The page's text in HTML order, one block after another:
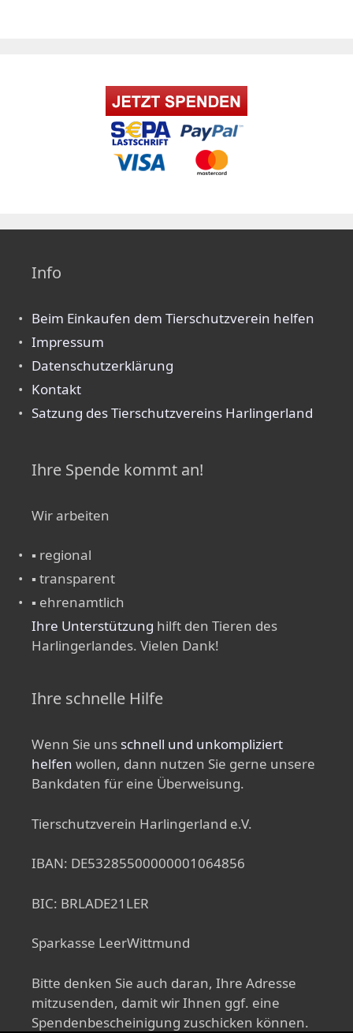
Info
Beim Einkaufen dem Tierschutzverein helfen
Impressum
Datenschutzerklärung
Kontakt
Satzung des Tierschutzvereins Harlingerland
Ihre Spende kommt an!
Wir arbeiten
▪ regional
▪ transparent
▪ ehrenamtlich
Ihre Unterstützung hilft den Tieren des
Harlingerlandes. Vielen Dank!
Ihre schnelle Hilfe
Wenn Sie uns schnell und unkompliziert
helfen wollen, dann nutzen Sie gerne unsere
Bankdaten für eine Überweisung.
Tierschutzverein Harlingerland e.V.
IBAN: DE53285500000001064856
BIC: BRLADE21LER
Sparkasse LeerWittmund
Bitte denken Sie auch daran, Ihre Adresse
mitzusenden, damit wir Ihnen ggf. eine
Spendenbescheinigung zuschicken können.